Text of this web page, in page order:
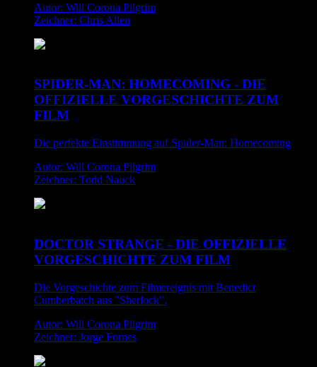
Autor: Will Corona Pilgrim
Zeichner: Chris Allen
SPIDER-MAN: HOMECOMING - DIE
OFFIZIELLE VORGESCHICHTE ZUM
FILM
Die perfekte Einstimmung auf Spider-Man: Homecoming
Autor: Will Corona Pilgrim
Zeichner: Todd Nauck
DOCTOR STRANGE - DIE OFFIZIELLE
VORGESCHICHTE ZUM FILM
Die Vorgeschichte zum Filmereignis mit Benedict
Cumberbatch aus "Sherlock".
Autor: Will Corona Pilgrim
Zeichner: Jorge Fornes